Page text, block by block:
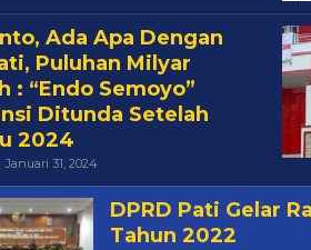
Ada Apa Dengan
Puluhan Milyar
: “Endo Semoyo”
Ditunda Setelah
2024
Januari 31, 2024Oleh
DPRD Pati Gelar
Tahun 2022